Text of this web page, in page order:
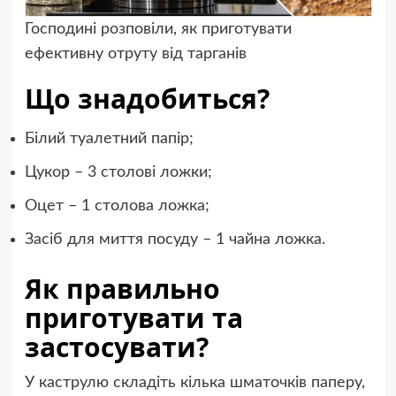
Господині розповіли, як приготувати
ефективну отруту від тарганів
Що знадобиться?
Білий туалетний папір;
Цукор – 3 столові ложки;
Оцет – 1 столова ложка;
Засіб для миття посуду – 1 чайна ложка.
Як правильно
приготувати та
застосувати?
У каструлю складіть кілька шматочків паперу,